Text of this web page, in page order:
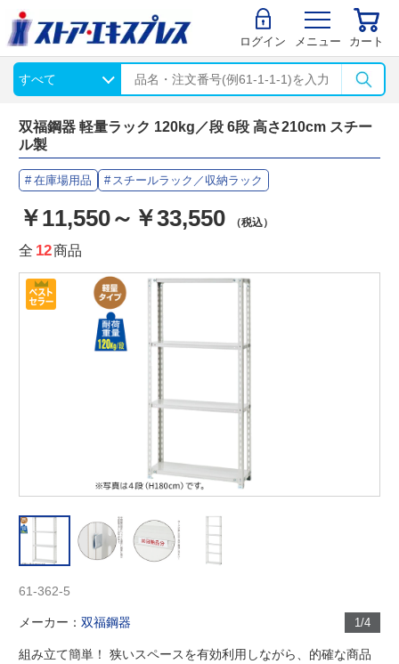
ログイン メニュー カート
双福鋼器 軽量ラック 120kg／段 6段 高さ210cm スチー
ル製
在庫場用品 スチールラック／収納ラック
￥11,550～￥33,550 （税込）
全 12商品
1/4
61-362-5
メーカー：双福鋼器
組み立て簡単！ 狭いスペースを有効利用しながら、的確な商品